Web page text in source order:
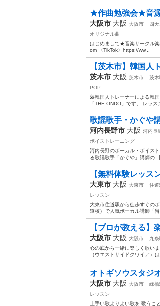
★作曲勉強会★音
大阪市 大阪 大阪市 四
オリジナル曲
はじめまして★音楽サークル
om 〈TikTok〉https://ww...
【茨木市】韓国人
茨木市 大阪 茨木市 茨木
POP
🎤韓国人トレーナーによる韓
「THE ONDO」です。 レッ
歌謡歌手・かぐや
河内長野市 大阪 河内長
ボイストレーニング
河内長野のボーカル・ボイス
る歌謡歌手「かぐや」講師の
【無料体験レッス
大東市 大阪 大東市 住道
レッスン
大東市住道駅から徒歩すぐの
道校）で人気ボーカル講師「
【プロが教える】
大阪市 大阪 大阪市 九
心の底から一緒に楽しく歌い
（ウエストサイドクワイア）
オトギソウスタジ
大阪市 大阪 大阪市 緑橋
レッスン
上手い歌よりよい歌を 歌う